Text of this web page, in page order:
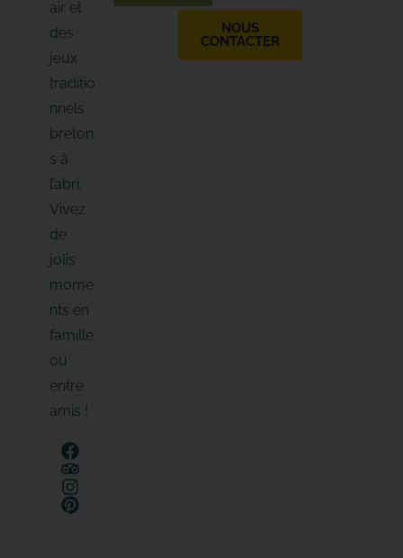
air et
des
jeux
traditio
nnels
breton
s à
l’abri.
Vivez
de
jolis
mome
nts en
famille
ou
entre
amis !
NOUS
CONTACTER